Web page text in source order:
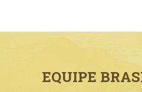
EQUIPE